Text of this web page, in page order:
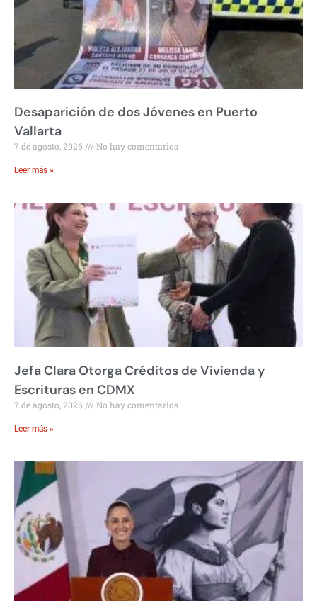
Desaparición de dos Jóvenes en Puerto
Vallarta
7 de agosto, 2026 No hay comentarios
Leer más »
Jefa Clara Otorga Créditos de Vivienda y
Escrituras en CDMX
7 de agosto, 2026 No hay comentarios
Leer más »